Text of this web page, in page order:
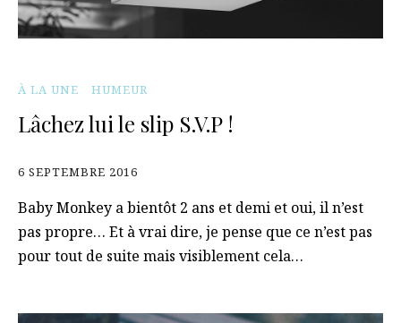
À LA UNE HUMEUR
Lâchez lui le slip S.V.P !
6 SEPTEMBRE 2016
Baby Monkey a bientôt 2 ans et demi et oui, il n’est
pas propre… Et à vrai dire, je pense que ce n’est pas
pour tout de suite mais visiblement cela…